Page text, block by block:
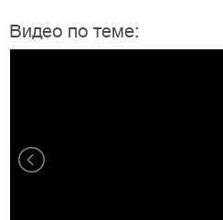
Видео по теме: